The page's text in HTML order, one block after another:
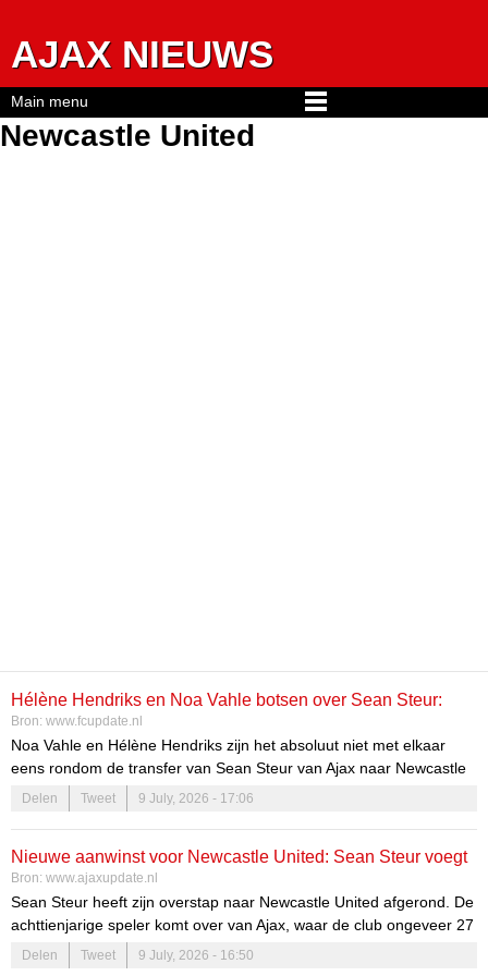
AJAX NIEUWS
Newcastle United
Hélène Hendriks en Noa Vahle botsen over Sean Steur:
‘Hou eens op!’
Bron: www.fcupdate.nl
Noa Vahle en Hélène Hendriks zijn het absoluut niet met elkaar
eens rondom de transfer van Sean Steur van Ajax naar Newcastle
United. Hendriks reageert direct dat ze het een leuke transfer vindt,
tot onbegrip van haar collega.
Delen Tweet 9 July, 2026 - 17:06
Nieuwe aanwinst voor Newcastle United: Sean Steur voegt
zich bij de club
Bron: www.ajaxupdate.nl
Sean Steur heeft zijn overstap naar Newcastle United afgerond. De
achttienjarige speler komt over van Ajax, waar de club ongeveer 27
miljoen euro voor hem ontvangt. Dit markeert een belangrijke stap
in de nieuwe transferstrategie van Newcastle, die zich richt op
Delen Tweet 9 July, 2026 - 16:50
Main menu